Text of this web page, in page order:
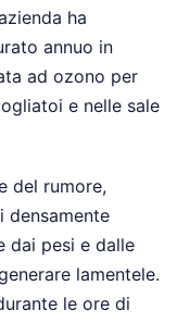
ha
annuo in
ad ozono per
e nelle sale
del rumore,
densamente
dai pesi e dalle
lamentele.
le ore di